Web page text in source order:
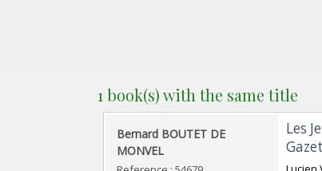
1 book(s) with the same title
‎Bernard BOUTET DE
MONVEL‎
‎Les